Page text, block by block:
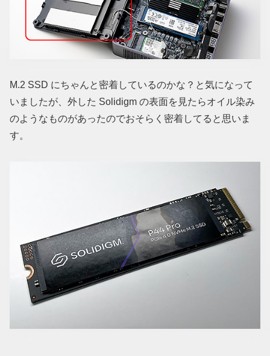
M.2 SSD にちゃんと密着しているのかな？と気になって
いましたが、外した Solidigm の表面を見たらオイル染み
のようなものがあったのでおそらく密着してると思いま
す。